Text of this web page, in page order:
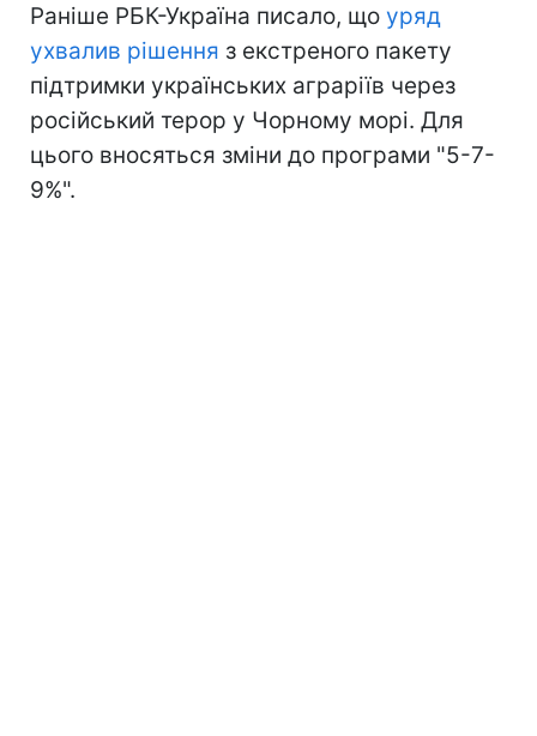
Раніше РБК-Україна писало, що уряд
ухвалив рішення з екстреного пакету
підтримки українських аграріїв через
російський терор у Чорному морі. Для
цього вносяться зміни до програми "5-7-
9%".